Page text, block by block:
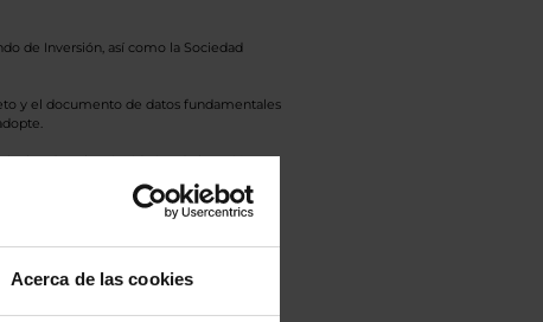
Acerca de las cookies
de Inversión, así como la Sociedad
y el documento de datos fundamentales
de Valor Liquidativo de la sesión
en la divisa Euro.